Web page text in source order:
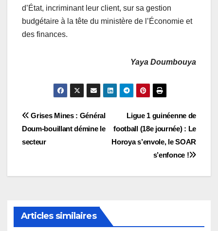
d’État, incriminant leur client, sur sa gestion
budgétaire à la tête du ministère de l’Économie et
des finances.
Yaya Doumbouya
Navigation
de
Ligue 1 guinéenne de
football (18e journée) : Le
Horoya s’envole, le SOAR
s’enfonce !
Grises Mines : Général
Doum-bouillant démine le
secteur
Articles similaires